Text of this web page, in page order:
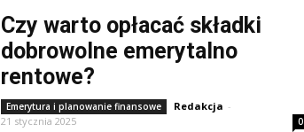
Czy warto opłacać składki
dobrowolne emerytalno
rentowe?
Emerytura i planowanie finansowe Redakcja -
21 stycznia 2025
0